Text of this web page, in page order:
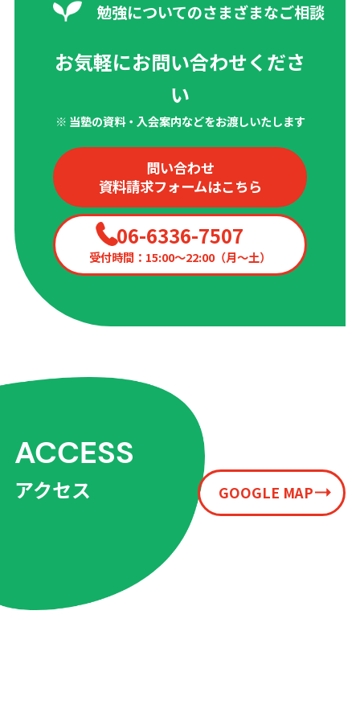
勉強についてのさまざまなご相談
お気軽にお問い合わせくださ
い
※ 当塾の資料・入会案内などをお渡しいたします
問い合わせ
資料請求フォームはこちら
06-6336-7507
受付時間：15:00〜22:00（月〜土）
ACCESS
アクセス GOOGLE MAP